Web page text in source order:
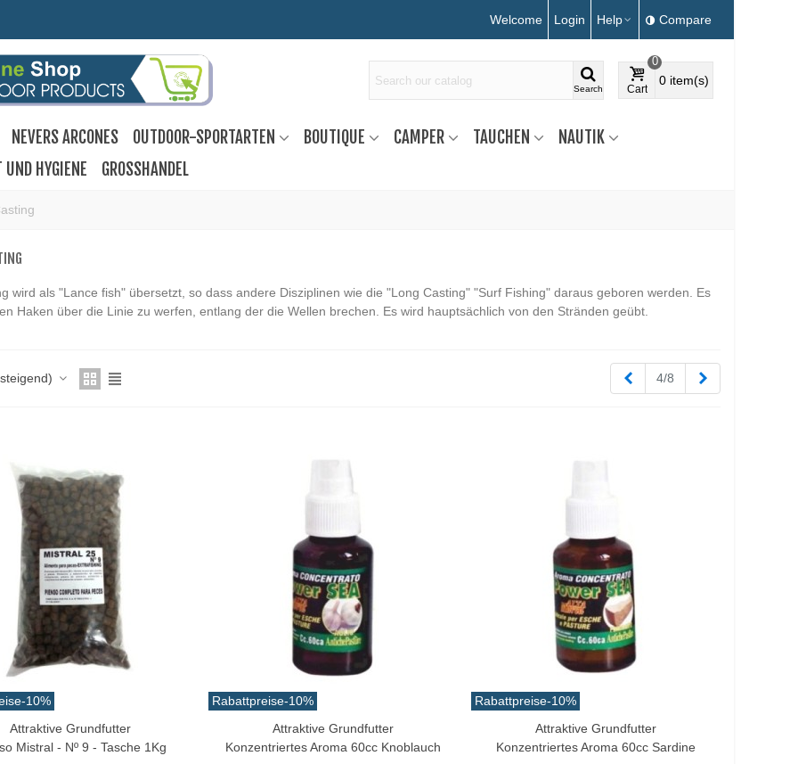
Welcome Login Help Compare
Search Cart
0
0 item(s)
NEVERS ARCONES OUTDOOR-SPORTARTEN BOUTIQUE CAMPER TAUCHEN
NAUTIK
HYGIENE
GROSSHANDEL
wird als "Lance fish" übersetzt, so dass andere Disziplinen wie die "Long Casting" "Surf Fishing" daraus geboren werden. Es
Haken über die Linie zu werfen, entlang der die Wellen brechen. Es wird hauptsächlich von den Stränden geübt.
Zurück
4/8
-10%
Attraktive Grundfutter
Mistral - Nº 9 - Tasche 1Kg
Rabattpreise-10%
In Den Warenkorb
Attraktive Grundfutter
Konzentriertes Aroma 60cc Knoblauch
Rabattpreise-10%
In Den Warenkorb
Attraktive Grundfutter
Konzentriertes Aroma 60cc Sardine